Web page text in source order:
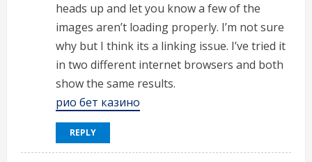
heads up and let you know a few of the
images aren’t loading properly. I’m not sure
why but I think its a linking issue. I’ve tried it
in two different internet browsers and both
show the same results.
рио бет казино
REPLY